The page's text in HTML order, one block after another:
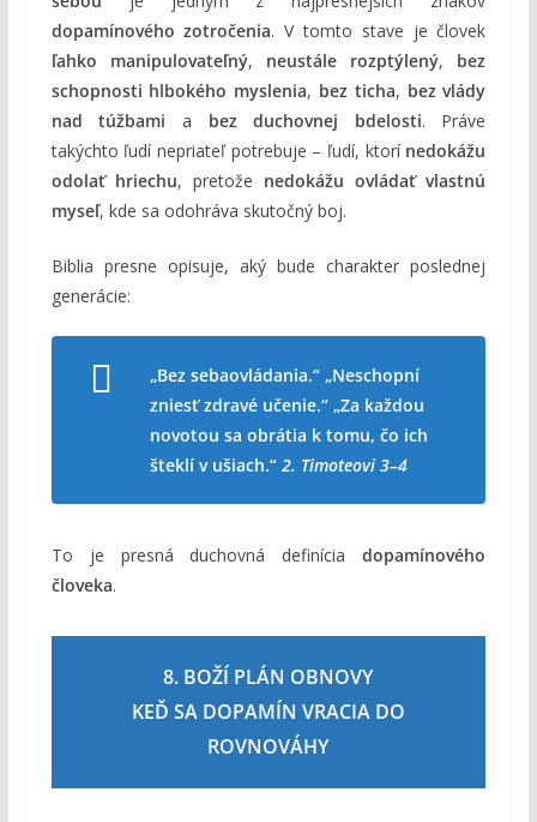
dopamínového zotročenia. V tomto stave je človek
ľahko manipulovateľný, neustále rozptýlený, bez
schopnosti hlbokého myslenia, bez ticha, bez vlády
nad túžbami a bez duchovnej bdelosti. Práve
takýchto ľudí nepriateľ potrebuje – ľudí, ktorí nedokážu
odolať hriechu, pretože nedokážu ovládať vlastnú
myseľ, kde sa odohráva skutočný boj.
Biblia presne opisuje, aký bude charakter poslednej
generácie:
„Bez sebaovládania.“ „Neschopní
zniesť zdravé učenie.“ „Za každou
novotou sa obrátia k tomu, čo ich
šteklí v ušiach.“ 2. Timoteovi 3–4
To je presná duchovná definíciadopamínového
človeka.
8. BOŽÍ PLÁN OBNOVY
KEĎ SA DOPAMÍN VRACIA DO
ROVNOVÁHY